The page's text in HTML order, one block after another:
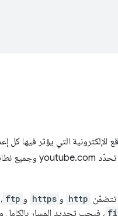
الإلكترونية التي يؤثر فيها كل
تحدّد youtube.com وجميع نطاقاته الفرعية. إنّ بنية أنماط إعدادات المحتوى هي نفسها بنية
http و https و ftp
، فيجب تحديد المسار بالكامل و